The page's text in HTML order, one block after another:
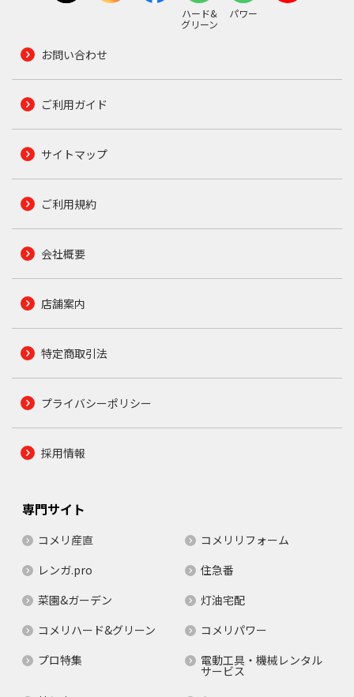
ハード&
グリーン
パワー
お問い合わせ
ご利用ガイド
サイトマップ
ご利用規約
会社概要
店舗案内
特定商取引法
プライバシーポリシー
採用情報
専門サイト
コメリ産直
コメリリフォーム
レンガ.pro
住急番
菜園&ガーデン
灯油宅配
コメリハード&グリーン
コメリパワー
プロ特集
電動工具・機械レンタル
サービス